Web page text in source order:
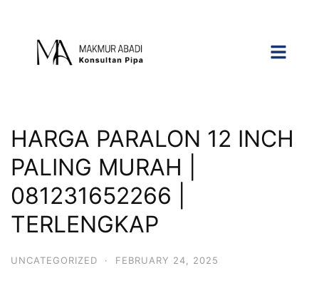
HARGA PARALON 12 INCH
PALING MURAH |
081231652266 |
TERLENGKAP
UNCATEGORIZED · FEBRUARY 24, 2025